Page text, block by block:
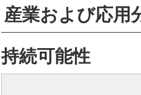
産業および応用
持続可能性